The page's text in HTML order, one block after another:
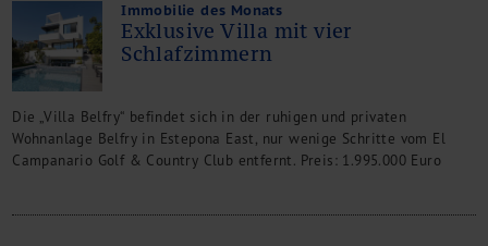
Immobilie des Monats
Exklusive Villa mit vier
Schlafzimmern
Die „Villa Belfry“ befindet sich in der ruhigen und privaten
Wohnanlage Belfry in Estepona East, nur wenige Schritte vom El
Campanario Golf & Country Club entfernt. Preis: 1.995.000 Euro